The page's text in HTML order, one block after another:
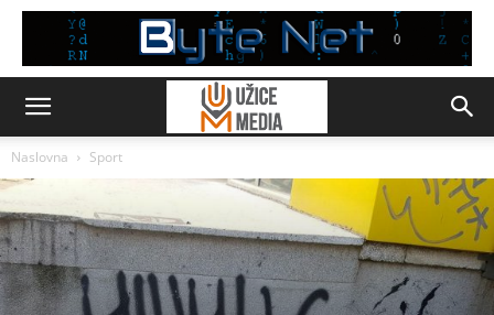
Naslovna Sport